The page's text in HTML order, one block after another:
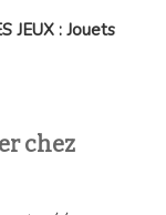
JEUX : Jouets
chez